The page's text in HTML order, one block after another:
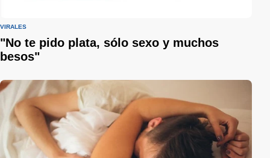
VIRALES
"No te pido plata, sólo sexo y muchos
besos"